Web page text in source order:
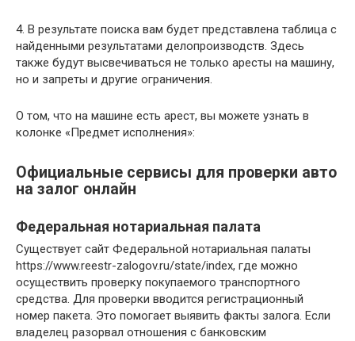
4. В результате поиска вам будет представлена таблица с
найденными результатами делопроизводств. Здесь
также будут высвечиваться не только аресты на машину,
но и запреты и другие ограничения.
О том, что на машине есть арест, вы можете узнать в
колонке «Предмет исполнения»:
Официальные сервисы для проверки авто
на залог онлайн
Федеральная нотариальная палата
Существует сайт Федеральной нотариальная палаты
https://www.reestr-zalogov.ru/state/index, где можно
осуществить проверку покупаемого транспортного
средства. Для проверки вводится регистрационный
номер пакета. Это помогает выявить факты залога. Если
владелец разорвал отношения с банковским